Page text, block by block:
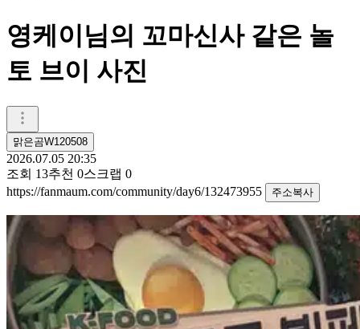
영케이님의 꼬마신사 같은 놀
토 브이 사진
맑은곰W120508
2026.07.05 20:35
조회 13추천 0스크랩 0
https://fanmaum.com/community/day6/132473955
주소복사